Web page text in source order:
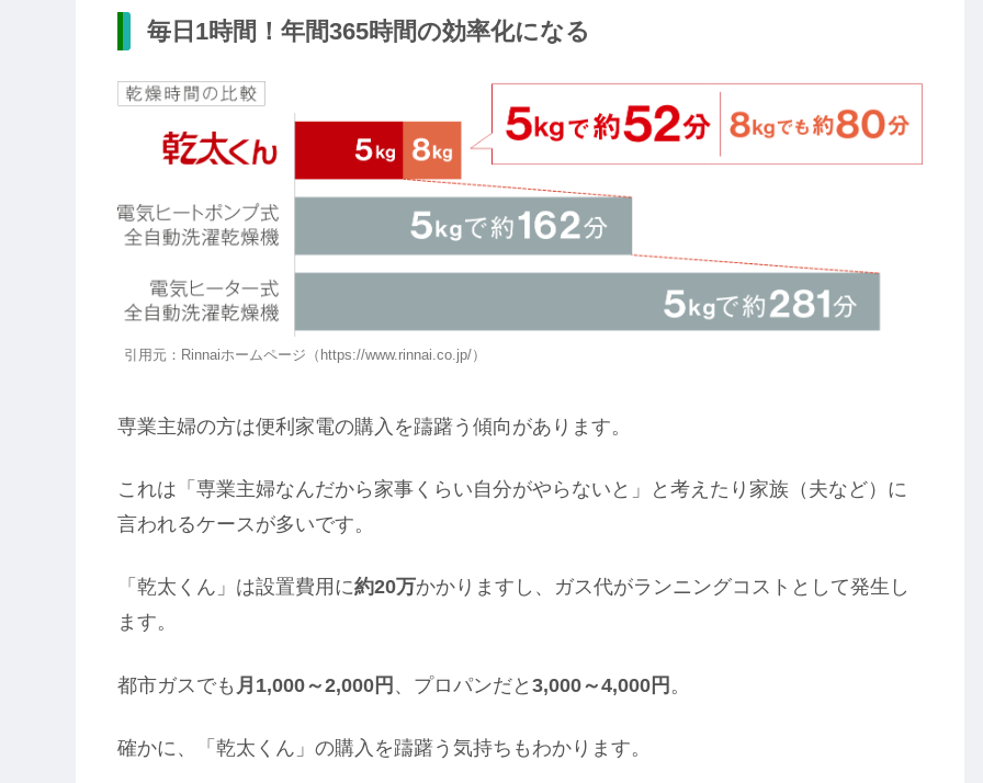
毎日1時間！年間365時間の効率化になる
引用元：Rinnaiホームページ（https://www.rinnai.co.jp/）
専業主婦の方は便利家電の購入を躊躇う傾向があります。
これは「専業主婦なんだから家事くらい自分がやらないと」と考えたり家族（夫など）に
言われるケースが多いです。
「乾太くん」は設置費用に約20万かかりますし、ガス代がランニングコストとして発生し
ます。
都市ガスでも 月1,000～2,000円 、プロパンだと 3,000～4,000円 。
確かに、「乾太くん」の購入を躊躇う気持ちもわかります。